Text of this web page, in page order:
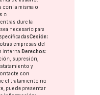
con la misma o
o
dure la
necesario para
Cesión:
empresas del
interna. Derechos:
supresión,
y
con
el tratamiento no
puede presentar